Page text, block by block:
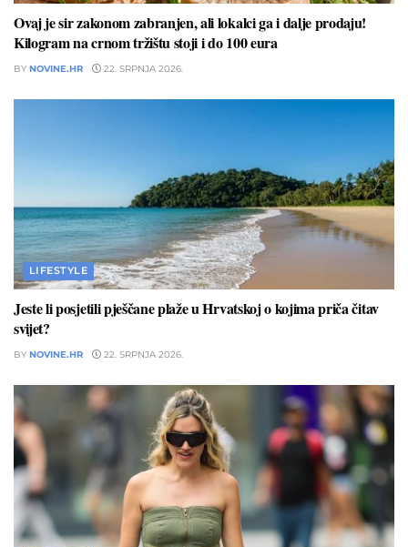
Ovaj je sir zakonom zabranjen, ali lokalci ga i dalje prodaju!
Kilogram na crnom tržištu stoji i do 100 eura
BY NOVINE.HR 22. SRPNJA 2026.
LIFESTYLE
Jeste li posjetili pješčane plaže u Hrvatskoj o kojima priča čitav
svijet?
BY NOVINE.HR 22. SRPNJA 2026.